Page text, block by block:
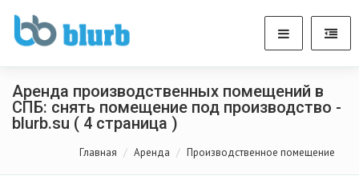
Аренда производственных помещений в
СПБ: снять помещение под производство -
blurb.su ( 4 страница )
Главная Аренда Производственное помещение